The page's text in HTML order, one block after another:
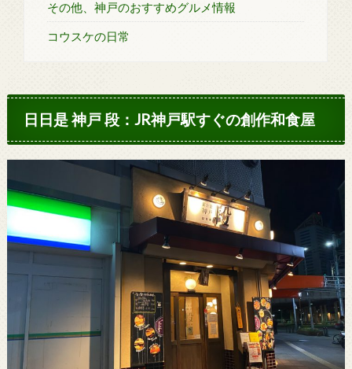
その他、神戸のおすすめグルメ情報
コウスケの日常
日日是 神戸 段：JR神戸駅すぐの創作和食屋